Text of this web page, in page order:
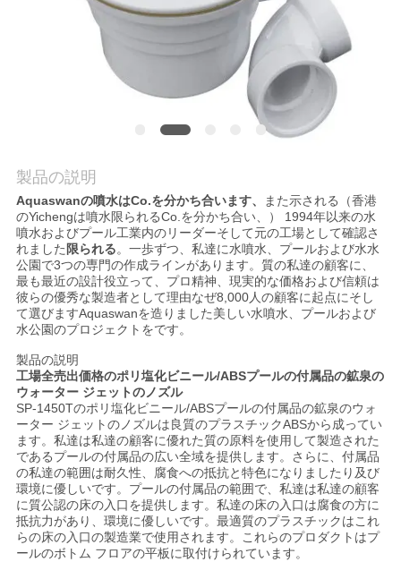
絡
し
な
さ
い
引
用
を
要
求
し
製品の説明
Aquaswanの噴水はCo.を分かち合います、
また示される（香港
のYichengは噴水限られるCo.を分かち合い、） 1994年以来の水
噴水およびプール工業内のリーダーそして元の工場として確認さ
れました 限られる。一歩ずつ、私達に水噴水、プールおよび水水
公園で3つの専門の作成ラインがあります。質の私達の顧客に、
最も最近の設計役立って、プロ精神、現実的な価格および信頼は
彼らの優秀な製造者として理由なぜ8,000人の顧客に起点にそし
て選びますAquaswanを造りました美しい水噴水、プールおよび
水公園のプロジェクトをです。
製品の説明
工場全売出価格のポリ塩化ビニール/ABSプールの付属品の鉱泉の
ウォーター ジェットのノズル
SP-1450Tのポリ塩化ビニール/ABSプールの付属品の鉱泉のウォ
ーター ジェットのノズルは良質のプラスチックABSから成ってい
ます。私達は私達の顧客に優れた質の原料を使用して製造された
であるプールの付属品の広い全域を提供します。さらに、付属品
の私達の範囲は耐久性、腐食への抵抗と特色になりましたり及び
環境に優しいです。プールの付属品の範囲で、私達は私達の顧客
に質公認の床の入口を提供します。私達の床の入口は腐食の方に
抵抗力があり、環境に優しいです。最適質のプラスチックはこれ
らの床の入口の製造業で使用されます。これらのプロダクトはプ
ールのボトム フロアの平板に取付けられています。